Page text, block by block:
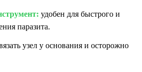
удобен для быстрого и
паразита.
узел у основания и осторожно